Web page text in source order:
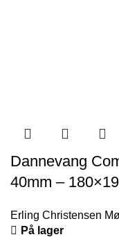
Dannevang
40mm –
Erling Christensen
På lager